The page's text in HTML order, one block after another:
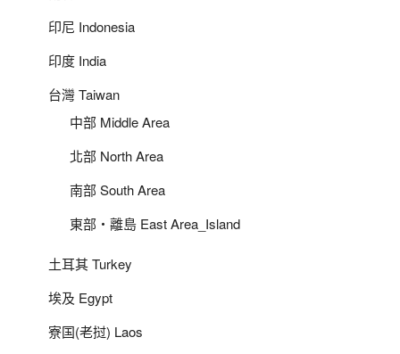
印尼 Indonesia
印度 India
台灣 Taiwan
中部 Middle Area
北部 North Area
南部 South Area
東部‧離島 East Area_Island
土耳其 Turkey
埃及 Egypt
寮国(老挝) Laos